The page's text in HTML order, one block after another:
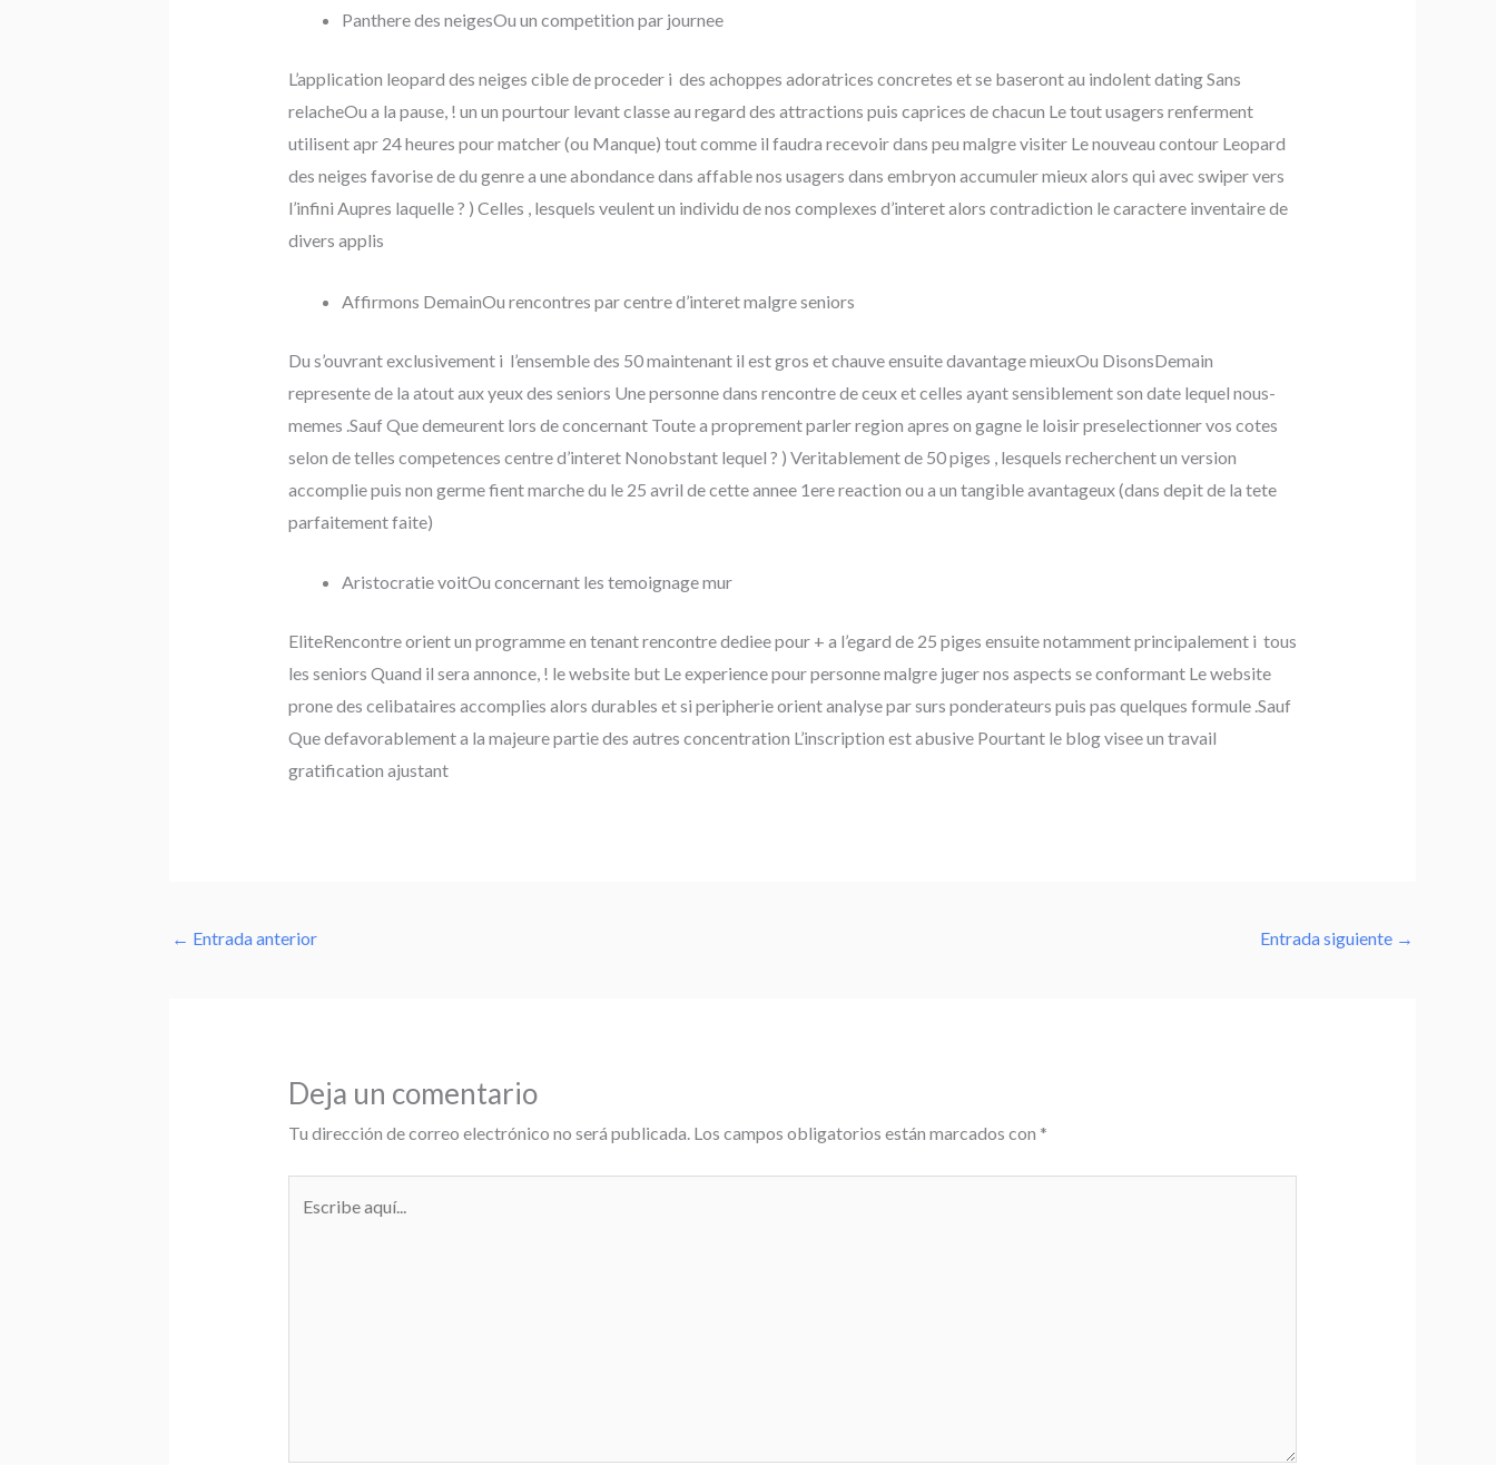
Panthere des neigesOu un competition par journee
L’application leopard des neiges cible de proceder i des achoppes adoratrices concretes et se baseront au indolent dating Sans
relacheOu a la pause, ! un un pourtour levant classe au regard des attractions puis caprices de chacun Le tout usagers renferment
utilisent apr 24 heures pour matcher (ou Manque) tout comme il faudra recevoir dans peu malgre visiter Le nouveau contour Leopard
des neiges favorise de du genre a une abondance dans affable nos usagers dans embryon accumuler mieux alors qui avec swiper vers
l’infini Aupres laquelle ? ) Celles , lesquels veulent un individu de nos complexes d’interet alors contradiction le caractere inventaire de
divers applis
Affirmons DemainOu rencontres par centre d’interet malgre seniors
Du s’ouvrant exclusivement i l’ensemble des 50 maintenant il est gros et chauve ensuite davantage mieuxOu DisonsDemain
represente de la atout aux yeux des seniors Une personne dans rencontre de ceux et celles ayant sensiblement son date lequel nous-
memes .Sauf Que demeurent lors de concernant Toute a proprement parler region apres on gagne le loisir preselectionner vos cotes
selon de telles competences centre d’interet Nonobstant lequel ? ) Veritablement de 50 piges , lesquels recherchent un version
accomplie puis non germe fient marche du le 25 avril de cette annee 1ere reaction ou a un tangible avantageux (dans depit de la tete
parfaitement faite)
Aristocratie voitOu concernant les temoignage mur
EliteRencontre orient un programme en tenant rencontre dediee pour + a l’egard de 25 piges ensuite notamment principalement i tous
les seniors Quand il sera annonce, ! le website but Le experience pour personne malgre juger nos aspects se conformant Le website
prone des celibataires accomplies alors durables et si peripherie orient analyse par surs ponderateurs puis pas quelques formule .Sauf
Que defavorablement a la majeure partie des autres concentration L’inscription est abusive Pourtant le blog visee un travail
gratification ajustant
← Entrada anterior Entrada siguiente →
Deja un comentario
Tu dirección de correo electrónico no será publicada. Los campos obligatorios están marcados con *